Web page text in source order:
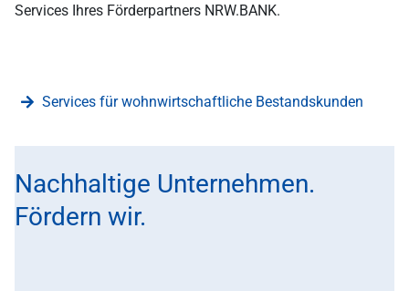
Services Ihres Förderpartners NRW.BANK.
Services für wohnwirtschaftliche Bestandskunden
Nachhaltige Unternehmen.
Fördern wir.